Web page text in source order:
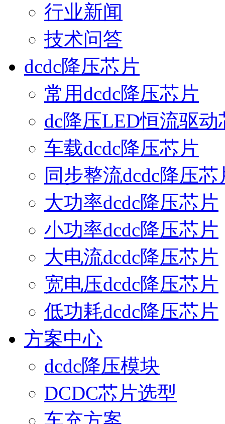
行业新闻
技术问答
dcdc降压芯片
常用dcdc降压芯片
dc降压LED恒流驱动
车载dcdc降压芯片
同步整流dcdc降压芯
大功率dcdc降压芯片
小功率dcdc降压芯片
大电流dcdc降压芯片
宽电压dcdc降压芯片
低功耗dcdc降压芯片
方案中心
dcdc降压模块
DCDC芯片选型